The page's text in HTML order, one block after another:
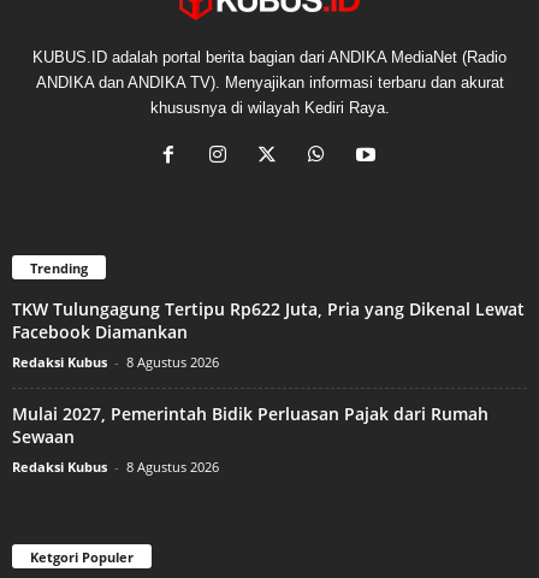
KUBUS.ID adalah portal berita bagian dari ANDIKA MediaNet (Radio
ANDIKA dan ANDIKA TV). Menyajikan informasi terbaru dan akurat
khususnya di wilayah Kediri Raya.
Trending
TKW Tulungagung Tertipu Rp622 Juta, Pria yang Dikenal Lewat
Facebook Diamankan
Redaksi Kubus - 8 Agustus 2026
Mulai 2027, Pemerintah Bidik Perluasan Pajak dari Rumah
Sewaan
Redaksi Kubus - 8 Agustus 2026
Ketgori Populer